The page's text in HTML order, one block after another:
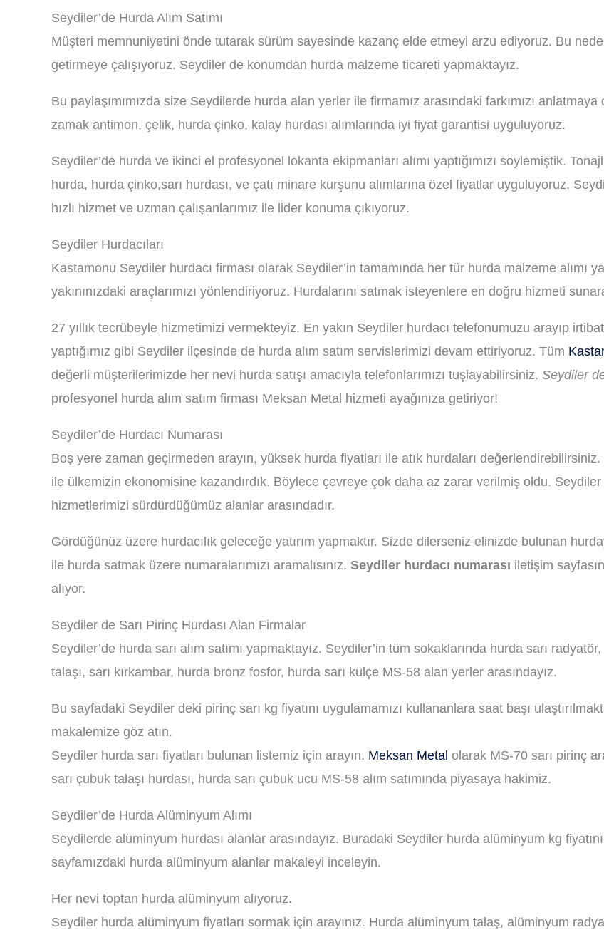
Seydiler’de Hurda Alım Satımı
Müşteri memnuniyetini önde tutarak sürüm sayesinde kazanç elde etmeyi arzu ediyoruz. Bu
getirmeye çalışıyoruz. Seydiler de konumdan hurda malzeme ticareti yapmaktayız.
Bu paylaşımımızda size Seydilerde hurda alan yerler ile firmamız arasındaki farkımızı
zamak antimon, çelik, hurda çinko, kalay hurdası alımlarında iyi fiyat garantisi uyguluyoruz.
Seydiler’de hurda ve ikinci el profesyonel lokanta ekipmanları alımı yaptığımızı söylemiştik.
hurda, hurda çinko,sarı hurdası, ve çatı minare kurşunu alımlarına özel fiyatlar uyguluyoruz.
hızlı hizmet ve uzman çalışanlarımız ile lider konuma çıkıyoruz.
Seydiler Hurdacıları
Kastamonu Seydiler hurdacı firması olarak Seydiler’in tamamında her tür hurda malzeme alımı
yakınınızdaki araçlarımızı yönlendiriyoruz. Hurdalarını satmak isteyenlere en doğru hizmeti
27 yıllık tecrübeyle hizmetimizi vermekteyiz. En yakın Seydiler hurdacı telefonumuzu arayıp
yaptığımız gibi Seydiler ilçesinde de hurda alım satım servislerimizi devam ettiriyoruz. Tüm
değerli müşterilerimizde her nevi hurda satışı amacıyla telefonlarımızı tuşlayabilirsiniz. Seydiler
profesyonel hurda alım satım firması Meksan Metal hizmeti ayağınıza getiriyor!
Seydiler’de Hurdacı Numarası
Boş yere zaman geçirmeden arayın, yüksek hurda fiyatları ile atık hurdaları
ile ülkemizin ekonomisine kazandırdık. Böylece çevreye çok daha az zarar verilmiş oldu. Seydiler
hizmetlerimizi sürdürdüğümüz alanlar arasındadır.
Gördüğünüz üzere hurdacılık geleceğe yatırım yapmaktır. Sizde dilerseniz elinizde bulunan
ile hurda satmak üzere numaralarımızı aramalısınız. Seydiler hurdacı numarası iletişim
alıyor.
Seydiler de Sarı Pirinç Hurdası Alan Firmalar
Seydiler’de hurda sarı alım satımı yapmaktayız. Seydiler’in tüm sokaklarında hurda sarı
talaşı, sarı kırkambar, hurda bronz fosfor, hurda sarı külçe MS-58 alan yerler arasındayız.
Bu sayfadaki Seydiler deki pirinç sarı kg fiyatını uygulamamızı kullananlara saat başı
makalemize göz atın.
Seydiler hurda sarı fiyatları bulunan listemiz için arayın. Meksan Metal olarak MS-70 sarı pirinç
sarı çubuk talaşı hurdası, hurda sarı çubuk ucu MS-58 alım satımında piyasaya hakimiz.
Seydiler’de Hurda Alüminyum Alımı
Seydilerde alüminyum hurdası alanlar arasındayız. Buradaki Seydiler hurda alüminyum kg
sayfamızdaki hurda alüminyum alanlar makaleyi inceleyin.
Her nevi toptan hurda alüminyum alıyoruz.
Seydiler hurda alüminyum fiyatları sormak için arayınız. Hurda alüminyum talaş, alüminyum